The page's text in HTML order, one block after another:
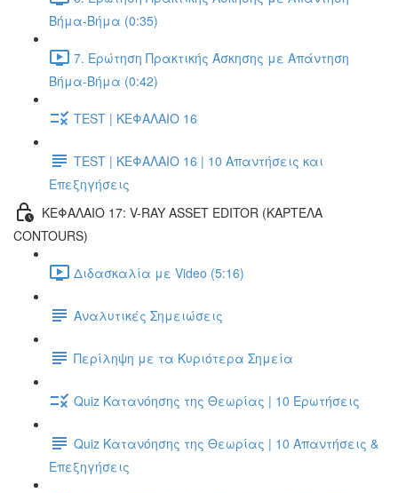
Βήμα-Βήμα (0:35)
7. Ερώτηση Πρακτικής Άσκησης με Απάντηση
Βήμα-Βήμα (0:42)
TEST | ΚΕΦΑΛΑΙΟ 16
TEST | ΚΕΦΑΛΑΙΟ 16 | 10 Απαντήσεις και
Επεξηγήσεις
ΚΕΦΑΛΑΙΟ 17: V-RAY ASSET EDITOR (ΚΑΡΤΈΛΑ
CONTOURS)
Διδασκαλία με Video (5:16)
Αναλυτικές Σημειώσεις
Περίληψη με τα Κυριότερα Σημεία
Quiz Κατανόησης της Θεωρίας | 10 Ερωτήσεις
Quiz Κατανόησης της Θεωρίας | 10 Απαντήσεις &
Επεξηγήσεις